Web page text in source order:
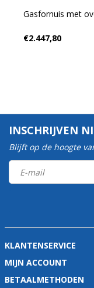
Gasfornuis met
€2.447,80
INSCHRIJVEN
Blijft op de hoogte
KLANTENSERVICE
MIJN ACCOUNT
BETAALMETHODEN